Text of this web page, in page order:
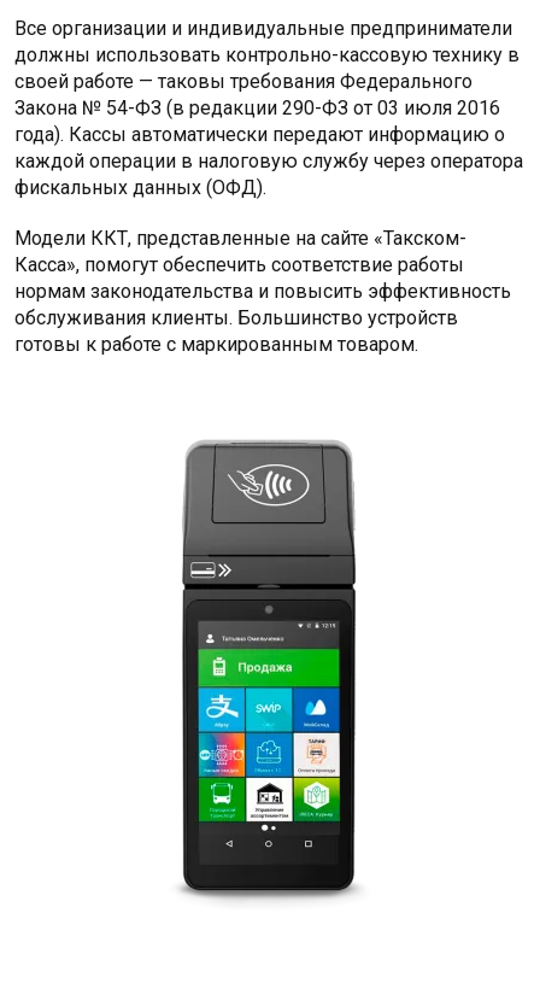
Все организации и индивидуальные предприниматели
должны использовать контрольно-кассовую технику в
своей работе — таковы требования Федерального
Закона № 54-ФЗ (в редакции 290-ФЗ от 03 июля 2016
года). Кассы автоматически передают информацию о
каждой операции в налоговую службу через оператора
фискальных данных (ОФД).
Модели ККТ, представленные на сайте «Такском-
Касса», помогут обеспечить соответствие работы
нормам законодательства и повысить эффективность
обслуживания клиенты. Большинство устройств
готовы к работе с маркированным товаром.